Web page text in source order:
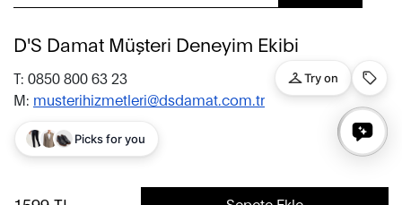
D'S Damat Müşteri Deneyim Ekibi
T: 0850 800 63 23
M: musterihizmetleri@dsdamat.com.tr
© 2020 D’S Damat, bütün hakları saklıdır.